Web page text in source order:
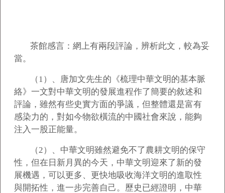
茶館感言：網上有兩段評論，辨析此文，較為妥
當。
（1）、 唐加文先生的《梳理中華文明的基本脈
絡》一文對中華文明的發展進程作了簡要的敘述和
評論，雖然有些史實方面的爭議，但整體還是富有
感染力的，對如今物欲橫流的中國社會來說，能夠
注入一股正能量。
（2）、中華文明雖然避免不了農耕文明的保守
性，但在日新月異的今天，中華文明迎來了新的發
展機遇，可以更多、更快地吸收海洋文明的進取性
與開拓性，進一步完善自己。歷史已經證明，中華